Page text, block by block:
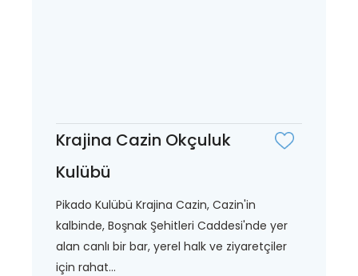
Krajina Cazin Okçuluk
Kulübü
Pikado Kulübü Krajina Cazin, Cazin'in
kalbinde, Boşnak Şehitleri Caddesi'nde yer
alan canlı bir bar, yerel halk ve ziyaretçiler
için rahat...